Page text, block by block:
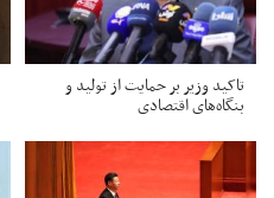
تاکید وزیر بر حمایت از تولید و
بنگاه‌های اقتصادی